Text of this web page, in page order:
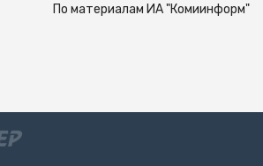
По материалам ИА "Комиинформ"